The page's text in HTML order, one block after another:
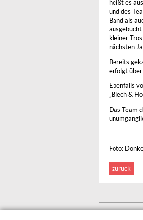
heißt es
und des
Band als
kleiner
nächsten
Bereits
erfolgt über
Ebenfalls
„Blech &
Das Team
Foto:
zurück
© 2022 Stadt